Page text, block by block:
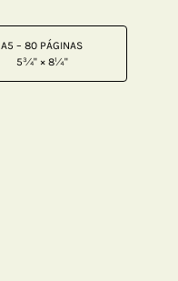
A5 – 80 PÁGINAS
5¾" × 8¼"